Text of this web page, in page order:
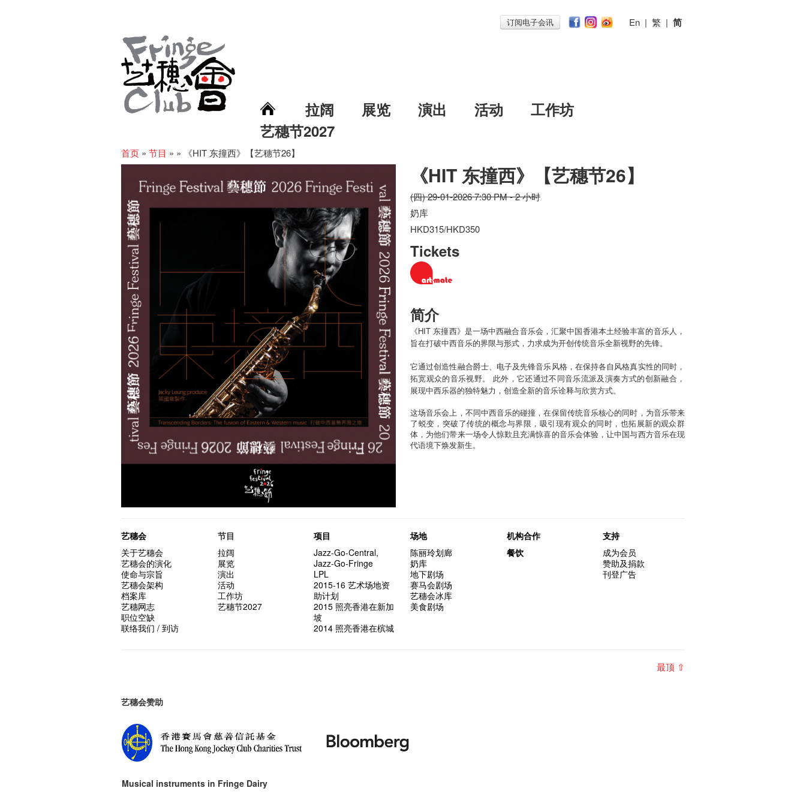
订阅电子会讯 En | 繁 | 简
拉阔 展览 演出 活动
工作坊
艺穗节2027
首页 » 节目 » » 《HIT 东撞西》【艺穗节26】
《HIT 东撞西》【艺穗节26】
(四) 29-01-2026 7:30 PM - 2 小时
奶库
HKD315/HKD350
Tickets
简介
《HIT 东撞西》是一场中西融合音乐会，汇聚中国香港本土经验丰富的音乐人，
旨在打破中西音乐的界限与形式，力求成为开创传统音乐全新视野的先锋。
它通过创造性融合爵士、电子及先锋音乐风格，在保持各自风格真实性的同时，
拓宽观众的音乐视野。 此外，它还通过不同音乐流派及演奏方式的创新融合，
展现中西乐器的独特魅力，创造全新的音乐诠释与欣赏方式。
这场音乐会上，不同中西音乐的碰撞，在保留传统音乐核心的同时，为音乐带来
了蜕变，突破了传统的概念与界限，吸引现有观众的同时，也拓展新的观众群
体，为他们带来一场令人惊歎且充满惊喜的音乐会体验，让中国与西方音乐在现
代语境下焕发新生。
艺穗会
关于艺穗会
艺穗会的演化
使命与宗旨
艺穗会架构
档案库
艺穗网志
职位空缺
联络我们 / 到访
节目
拉阔
展览
演出
活动
工作坊
艺穗节2027
项目
Jazz-Go-Central,
Jazz-Go-Fringe
LPL
2015-16 艺术场地资
助计划
2015 照亮香港在新加
坡
2014 照亮香港在槟城
场地
陈丽玲划廊
奶库
地下剧场
赛马会剧场
艺穗会冰库
美食剧场
机构合作
餐饮
支持
成为会员
赞助及捐款
刊登广告
最顶 ⇧
艺穗会赞助
Musical instruments in Fringe Dairy